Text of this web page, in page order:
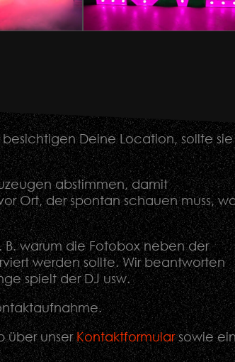
Deine Location, sollte sie
abstimmen, damit
Ort, der spontan schauen muss,
B. warum die Fotobox neben der
werden sollte. Wir beantworten
spielt der DJ usw.
über unserKontaktformularsowie